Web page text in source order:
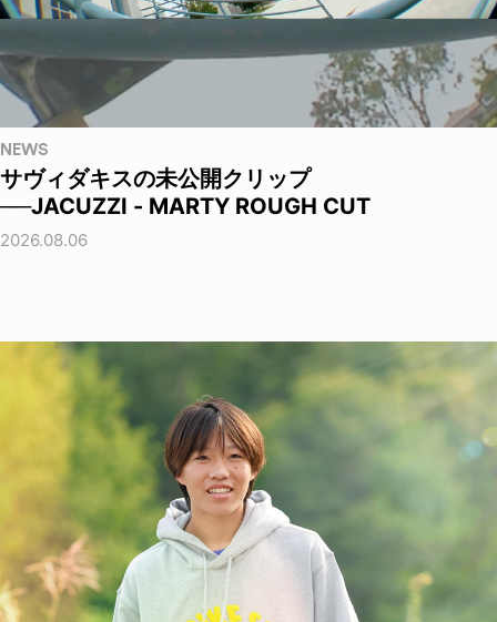
NEWS
サヴィダキスの未公開クリップ
──JACUZZI - MARTY ROUGH CUT
2026.08.06